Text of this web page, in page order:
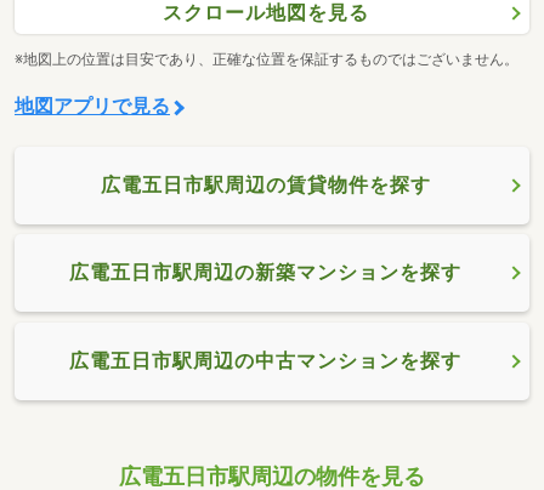
スクロール地図を見る
※地図上の位置は目安であり、正確な位置を保証するものではございません。
地図アプリで見る
広電五日市駅周辺の賃貸物件を探す
広電五日市駅周辺の新築マンションを探す
広電五日市駅周辺の中古マンションを探す
広電五日市駅周辺の物件を見る